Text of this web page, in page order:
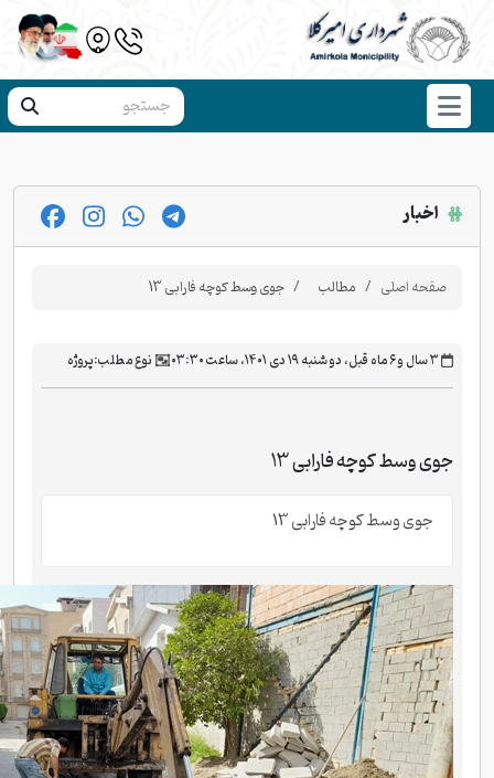
اخبار
صفحه اصلی مطالب جوی وسط کوچه فارابی 13
‫۳ سال و ۶ ماه قبل، دو شنبه ۱۹ دی ۱۴۰۱، ساعت ۰۳:۳۰ نوع مطلب:پروژه
جوی وسط کوچه فارابی 13
جوی وسط کوچه فارابی 13